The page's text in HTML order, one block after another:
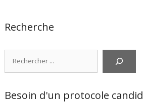
Recherche
Besoin d'un protocole